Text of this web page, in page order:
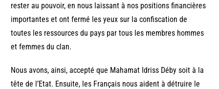
rester au pouvoir, en nous laissant à nos positions financières
importantes et ont fermé les yeux sur la confiscation de
toutes les ressources du pays par tous les membres hommes
et femmes du clan.
Nous avons, ainsi, accepté que Mahamat Idriss Déby soit à la
tête de l’Etat. Ensuite, les Français nous aident à détruire le